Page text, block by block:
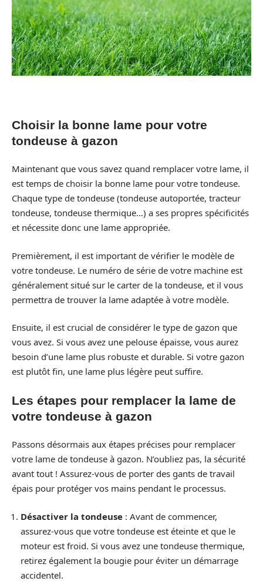
Choisir la bonne lame pour votre
tondeuse à gazon
Maintenant que vous savez quand remplacer votre lame, il
est temps de choisir la bonne lame pour votre tondeuse.
Chaque type de tondeuse (tondeuse autoportée, tracteur
tondeuse, tondeuse thermique…) a ses propres spécificités
et nécessite donc une lame appropriée.
Premièrement, il est important de vérifier le modèle de
votre tondeuse. Le numéro de série de votre machine est
généralement situé sur le carter de la tondeuse, et il vous
permettra de trouver la lame adaptée à votre modèle.
Ensuite, il est crucial de considérer le type de gazon que
vous avez. Si vous avez une pelouse épaisse, vous aurez
besoin d’une lame plus robuste et durable. Si votre gazon
est plutôt fin, une lame plus légère peut suffire.
Les étapes pour remplacer la lame de
votre tondeuse à gazon
Passons désormais aux étapes précises pour remplacer
votre lame de tondeuse à gazon. N’oubliez pas, la sécurité
avant tout ! Assurez-vous de porter des gants de travail
épais pour protéger vos mains pendant le processus.
Désactiver la tondeuse : Avant de commencer,
assurez-vous que votre tondeuse est éteinte et que le
moteur est froid. Si vous avez une tondeuse thermique,
retirez également la bougie pour éviter un démarrage
accidentel.